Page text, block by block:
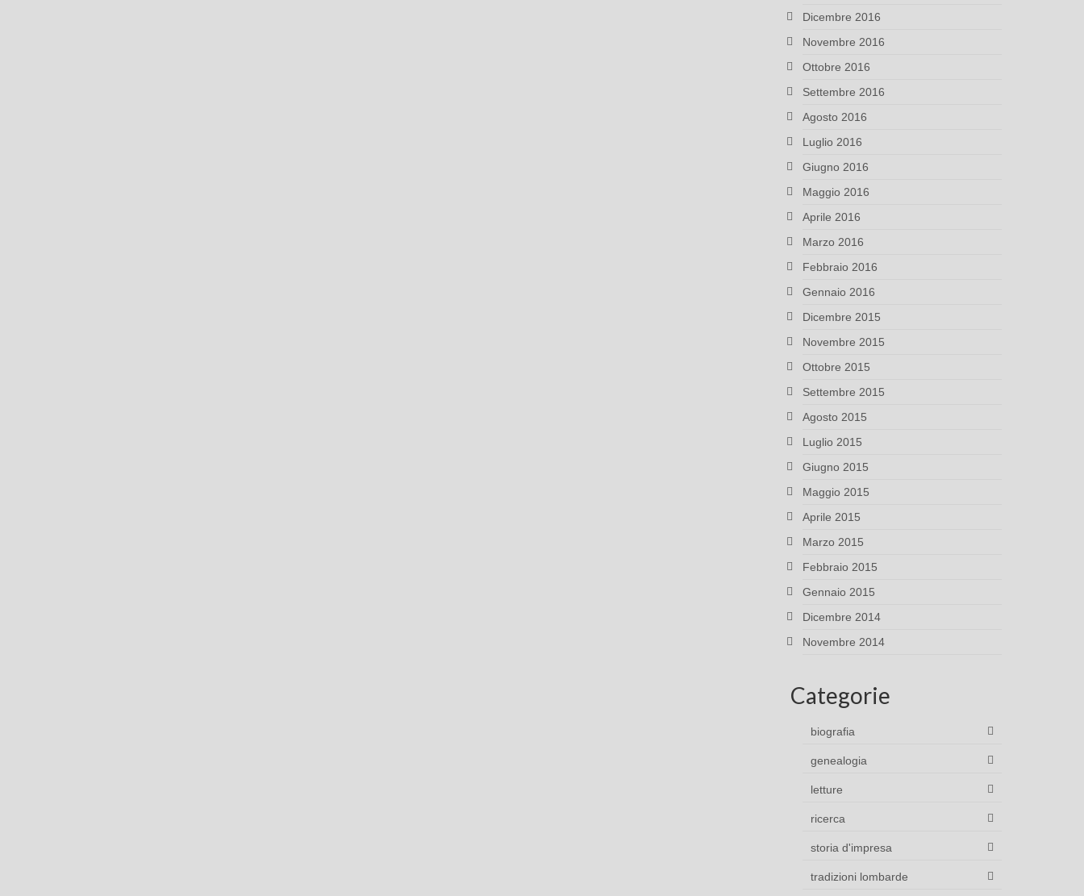
Dicembre 2016
Novembre 2016
Ottobre 2016
Settembre 2016
Agosto 2016
Luglio 2016
Giugno 2016
Maggio 2016
Aprile 2016
Marzo 2016
Febbraio 2016
Gennaio 2016
Dicembre 2015
Novembre 2015
Ottobre 2015
Settembre 2015
Agosto 2015
Luglio 2015
Giugno 2015
Maggio 2015
Aprile 2015
Marzo 2015
Febbraio 2015
Gennaio 2015
Dicembre 2014
Novembre 2014
Categorie
biografia
genealogia
letture
ricerca
storia d'impresa
tradizioni lombarde